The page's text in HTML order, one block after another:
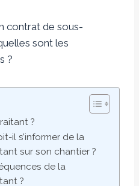
contrat de sous-
sont les
?
?
il s’informer de la
sur son chantier ?
de la
?